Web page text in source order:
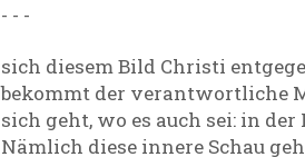
- - -
sich diesem Bild Christi
bekommt der verantwortliche
sich geht, wo es auch sei: in
Nämlich diese innere Schau